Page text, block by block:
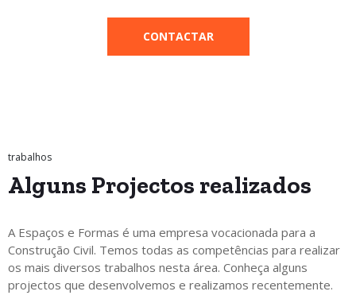
CONTACTAR
trabalhos
Alguns Projectos realizados
A Espaços e Formas é uma empresa vocacionada para a
Construção Civil. Temos todas as competências para realizar
os mais diversos trabalhos nesta área. Conheça alguns
projectos que desenvolvemos e realizamos recentemente.